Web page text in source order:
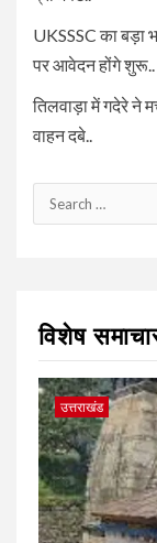
UKSSSC का बड़ा
पर आवेदन होंगे शुरू..
तिलवाड़ा में गदेरे ने
वाहन दबे..
Search
for:
विशेष
उत्तराखंड